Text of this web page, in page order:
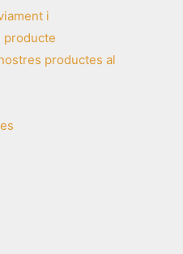
i
producte
productes al